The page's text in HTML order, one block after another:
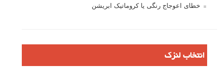
خطای اعوجاج رنگی یا کروماتیک ابریشن
انتخاب لنزک